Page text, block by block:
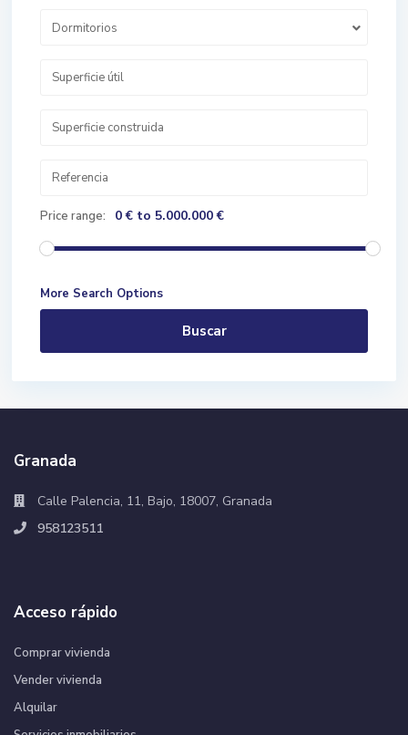
Dormitorios
Price range: 0 € to 5.000.000 €
More Search Options
Buscar
Granada
Calle Palencia, 11, Bajo, 18007, Granada
958123511
Acceso rápido
Comprar vivienda
Vender vivienda
Alquilar